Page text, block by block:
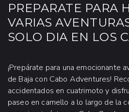
PREPARATE PARA
VARIAS
SOLO DIA EN LOS
¡Prepárate para una emocionante
de Baja con Cabo Adventures!
accidentados en cuatrimoto y
paseo en camello a lo largo de la